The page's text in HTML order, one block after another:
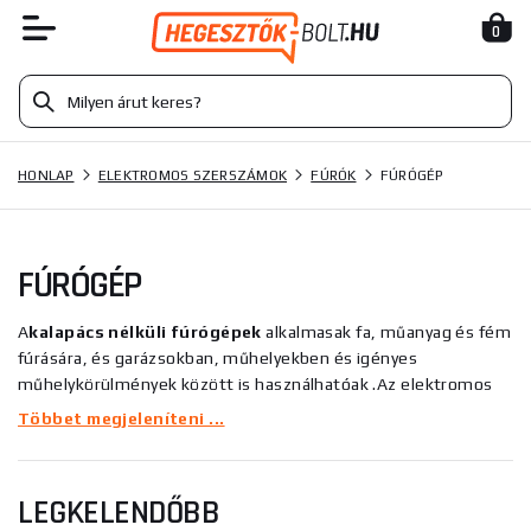
0
HONLAP ELEKTROMOS SZERSZÁMOK FÚRÓK FÚRÓGÉP
FÚRÓGÉP
Akalapács nélküli fúrógépek alkalmasak fa, műanyag és fém
fúrására, és garázsokban, műhelyekben és igényes
műhelykörülmények között is használhatóak.Az elektromos
fúrógépek előnye a folyamatos működés az elektromosság
tápkábel korlátoz. Azolcsóbb fúrógépeknélafogantyún van a
elveszítheti a tokmányt, és a szerszámcsere nem olyan gyors
Többet megjeleníteni ...
LEGKELENDŐBB